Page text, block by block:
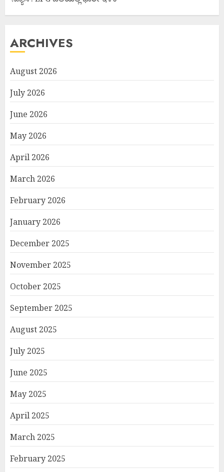
ARCHIVES
August 2026
July 2026
June 2026
May 2026
April 2026
March 2026
February 2026
January 2026
December 2025
November 2025
October 2025
September 2025
August 2025
July 2025
June 2025
May 2025
April 2025
March 2025
February 2025